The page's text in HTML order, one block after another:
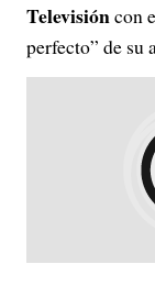
Televisióncon
perfecto” de su